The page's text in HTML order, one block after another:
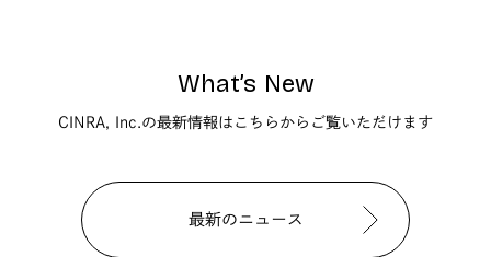
What’s New
CINRA, Inc.の最新情報はこちらからご覧いただけます
最新のニュース